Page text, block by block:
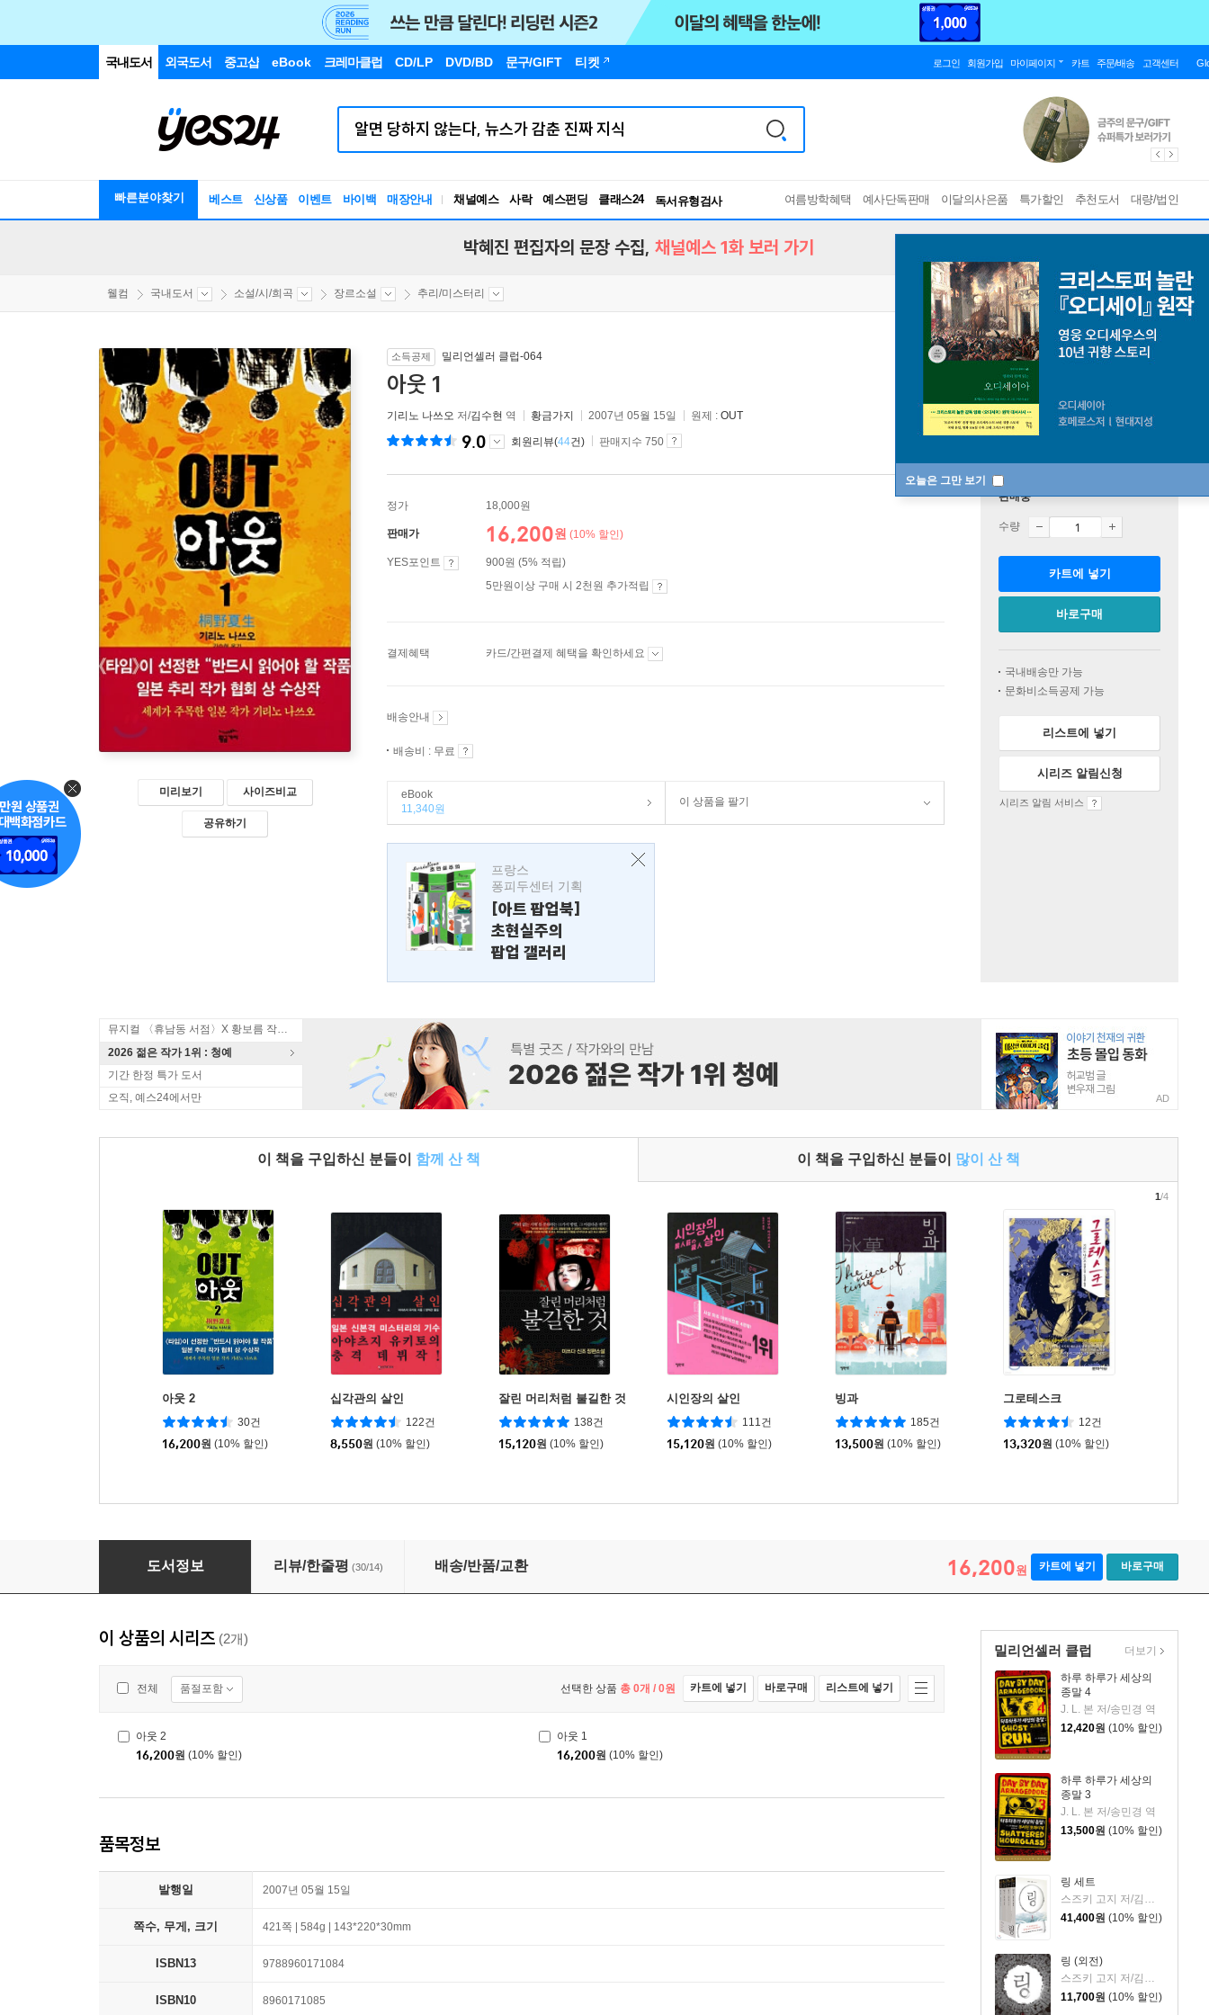
국내도서 외국도서 중고샵 eBook 크레마클럽 CD/LP DVD/BD 문구/GIFT 티켓 로그인 회원가입 마이페이지 카트 주문/배송 고객센터
빠른분야찾기 베스트 신상품 이벤트 바이백 매장안내 채널예스 사락 예스펀딩 클래스24
독서유형검사
RBTI Lab
여름방학혜택 예사단독판매 이달의사은품 특가할인 추천도서 대량/법인
오늘은 그만 보기
박혜진 편집자의 문장 수집, 채널예스 1화 보러 가기
웰컴 국내도서 소설/시/희곡 장르소설 추리/미스터리
미리보기 사이즈비교
공유하기
소득공제 밀리언셀러 클럽-064
아웃 1
기리노 나쓰오 저/김수현 역 황금가지 2007년 05월 15일 원제 : OUT
9.0 회원리뷰(44건) 판매지수 750
정가 18,000원
판매가 16,200원 (10% 할인)
YES포인트
900원 (5% 적립)
5만원이상 구매 시 2천원 추가적립
결제혜택 카드/간편결제 혜택을 확인하세요
배송안내
배송비 : 무료
eBook
11,340원
이 상품을 팔기
프랑스
퐁피두센터 기획
[아트 팝업북]
초현실주의
팝업 갤러리
판매중
수량
카트에 넣기
바로구매
국내배송만 가능
문화비소득공제 가능
리스트에 넣기
시리즈 알림신청
시리즈 알림 서비스
뮤지컬 〈휴남동 서점〉X 황보름 작가 북토크
2026 젊은 작가 1위 : 청예
기간 한정 특가 도서
오직, 예스24에서만
AD
이 책을 구입하신 분들이 함께 산 책 이 책을 구입하신 분들이 많이 산 책
아웃 2
30건
16,200원 (10% 할인)
십각관의 살인
122건
8,550원 (10% 할인)
잘린 머리처럼 불길한 것
138건
15,120원 (10% 할인)
시인장의 살인
111건
15,120원 (10% 할인)
빙과
185건
13,500원 (10% 할인)
그로테스크
12건
13,320원 (10% 할인)
1/4
도서정보 리뷰/한줄평 (30/14) 배송/반품/교환 16,200원 카트에 넣기 바로구매
밀리언셀러 클럽
하루 하루가 세상의
종말 4
J. L. 본 저/송민경 역
12,420원 (10% 할인)
하루 하루가 세상의
종말 3
J. L. 본 저/송민경 역
13,500원 (10% 할인)
링 세트
스즈키 고지 저/김수영 역
41,400원 (10% 할인)
링 (외전)
스즈키 고지 저/김수영 역
11,700원 (10% 할인)
더보기
이 상품의 시리즈 (2개)
전체 품절포함 선택한 상품 총 0개 / 0원 카트에 넣기 바로구매 리스트에 넣기
아웃 2
16,200원 (10% 할인)
아웃 1
16,200원 (10% 할인)
품목정보
발행일 2007년 05월 15일
쪽수, 무게, 크기 421쪽 | 584g | 143*220*30mm
ISBN13 9788960171084
ISBN10 8960171085